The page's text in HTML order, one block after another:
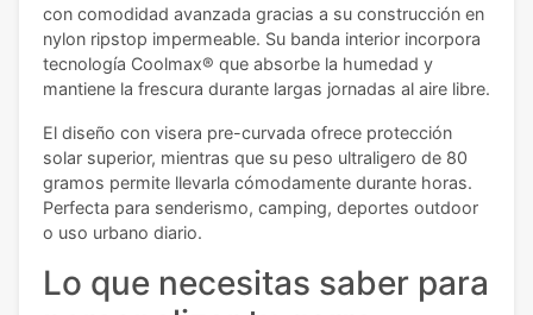
con comodidad avanzada gracias a su construcción en
nylon ripstop impermeable. Su banda interior incorpora
tecnología Coolmax® que absorbe la humedad y
mantiene la frescura durante largas jornadas al aire libre.
El diseño con visera pre-curvada ofrece protección
solar superior, mientras que su peso ultraligero de 80
gramos permite llevarla cómodamente durante horas.
Perfecta para senderismo, camping, deportes outdoor
o uso urbano diario.
Lo que necesitas saber para